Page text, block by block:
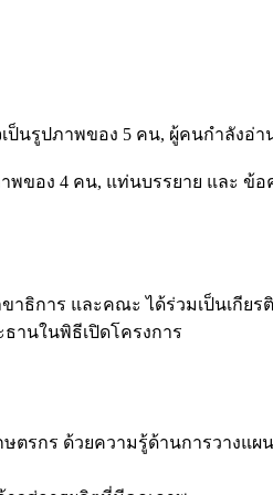
าร และคณะ ได้ร่วมเป็นเกียร
านในพิธีเปิดโครงการ
ตรกร ด้วยความรู้ด้านการวางแ